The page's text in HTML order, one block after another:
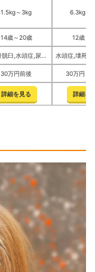
1.5kg～3kg 6.3kg～
14歳～20歳 12歳～
30万円前後 30万円～
詳細を見る 詳細を